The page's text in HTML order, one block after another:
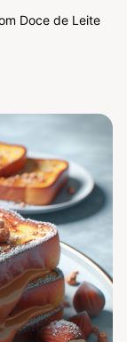
Doce de Leite